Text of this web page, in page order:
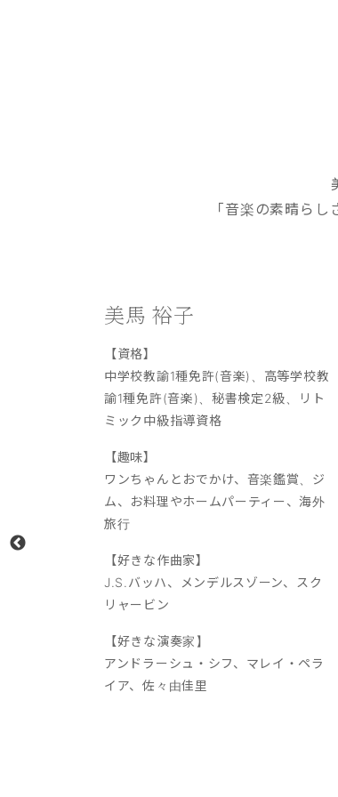
「音楽の素晴ら
美馬 裕子
【資格】
中学校教諭1種免許(音楽)、高等学校教
諭1種免許(音楽)、秘書検定2級、リト
ミック中級指導資格
【趣味】
ワンちゃんとおでかけ、音楽鑑賞、ジ
ム、お料理やホームパーティー、海外
旅行
【好きな作曲家】
J.S.バッハ、メンデルスゾーン、スク
リャービン
【好きな演奏家】
アンドラーシュ・シフ、マレイ・ペラ
イア、佐々由佳里